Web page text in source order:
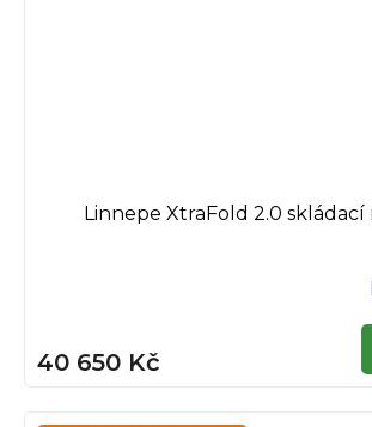
Linnepe XtraFold 2.0 skládací
40 650 Kč